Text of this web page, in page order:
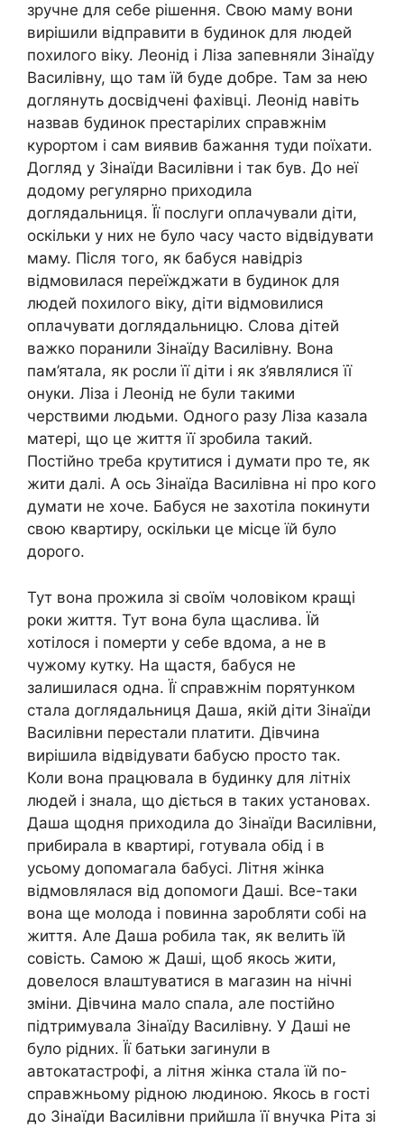
зручне для себе рішення. Свою маму вони
вирішили відправити в будинок для людей
похилого віку. Леонід і Ліза запевняли Зінаїду
Василівну, що там їй буде добре. Там за нею
доглянуть досвідчені фахівці. Леонід навіть
назвав будинок престарілих справжнім
курортом і сам виявив бажання туди поїхати.
Догляд у Зінаїди Василівни і так був. До неї
додому регулярно приходила
доглядальниця. Її послуги оплачували діти,
оскільки у них не було часу часто відвідувати
маму. Після того, як бабуся навідріз
відмовилася переїжджати в будинок для
людей похилого віку, діти відмовилися
оплачувати доглядальницю. Слова дітей
важко поранили Зінаїду Василівну. Вона
пам’ятала, як росли її діти і як з’являлися її
онуки. Ліза і Леонід не були такими
черствими людьми. Одного разу Ліза казала
матері, що це життя її зробила такий.
Постійно треба крутитися і думати про те, як
жити далі. А ось Зінаїда Василівна ні про кого
думати не хоче. Бабуся не захотіла покинути
свою квартиру, оскільки це місце їй було
дорого.
Тут вона прожила зі своїм чоловіком кращі
роки життя. Тут вона була щаслива. Їй
хотілося і померти у себе вдома, а не в
чужому кутку. На щастя, бабуся не
залишилася одна. Її справжнім порятунком
стала доглядальниця Даша, якій діти Зінаїди
Василівни перестали платити. Дівчина
вирішила відвідувати бабусю просто так.
Коли вона працювала в будинку для літніх
людей і знала, що діється в таких установах.
Даша щодня приходила до Зінаїди Василівни,
прибирала в квартирі, готувала обід і в
усьому допомагала бабусі. Літня жінка
відмовлялася від допомоги Даші. Все-таки
вона ще молода і повинна заробляти собі на
життя. Але Даша робила так, як велить їй
совість. Самою ж Даші, щоб якось жити,
довелося влаштуватися в магазин на нічні
зміни. Дівчина мало спала, але постійно
підтримувала Зінаїду Василівну. У Даші не
було рідних. Її батьки загинули в
автокатастрофі, а літня жінка стала їй по-
справжньому рідною людиною. Якось в гості
до Зінаїди Василівни прийшла її внучка Ріта зі